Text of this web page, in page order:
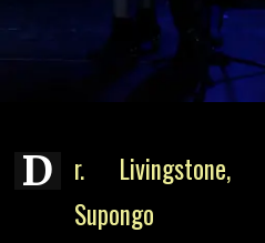
D
r. Livingstone,
Supongo